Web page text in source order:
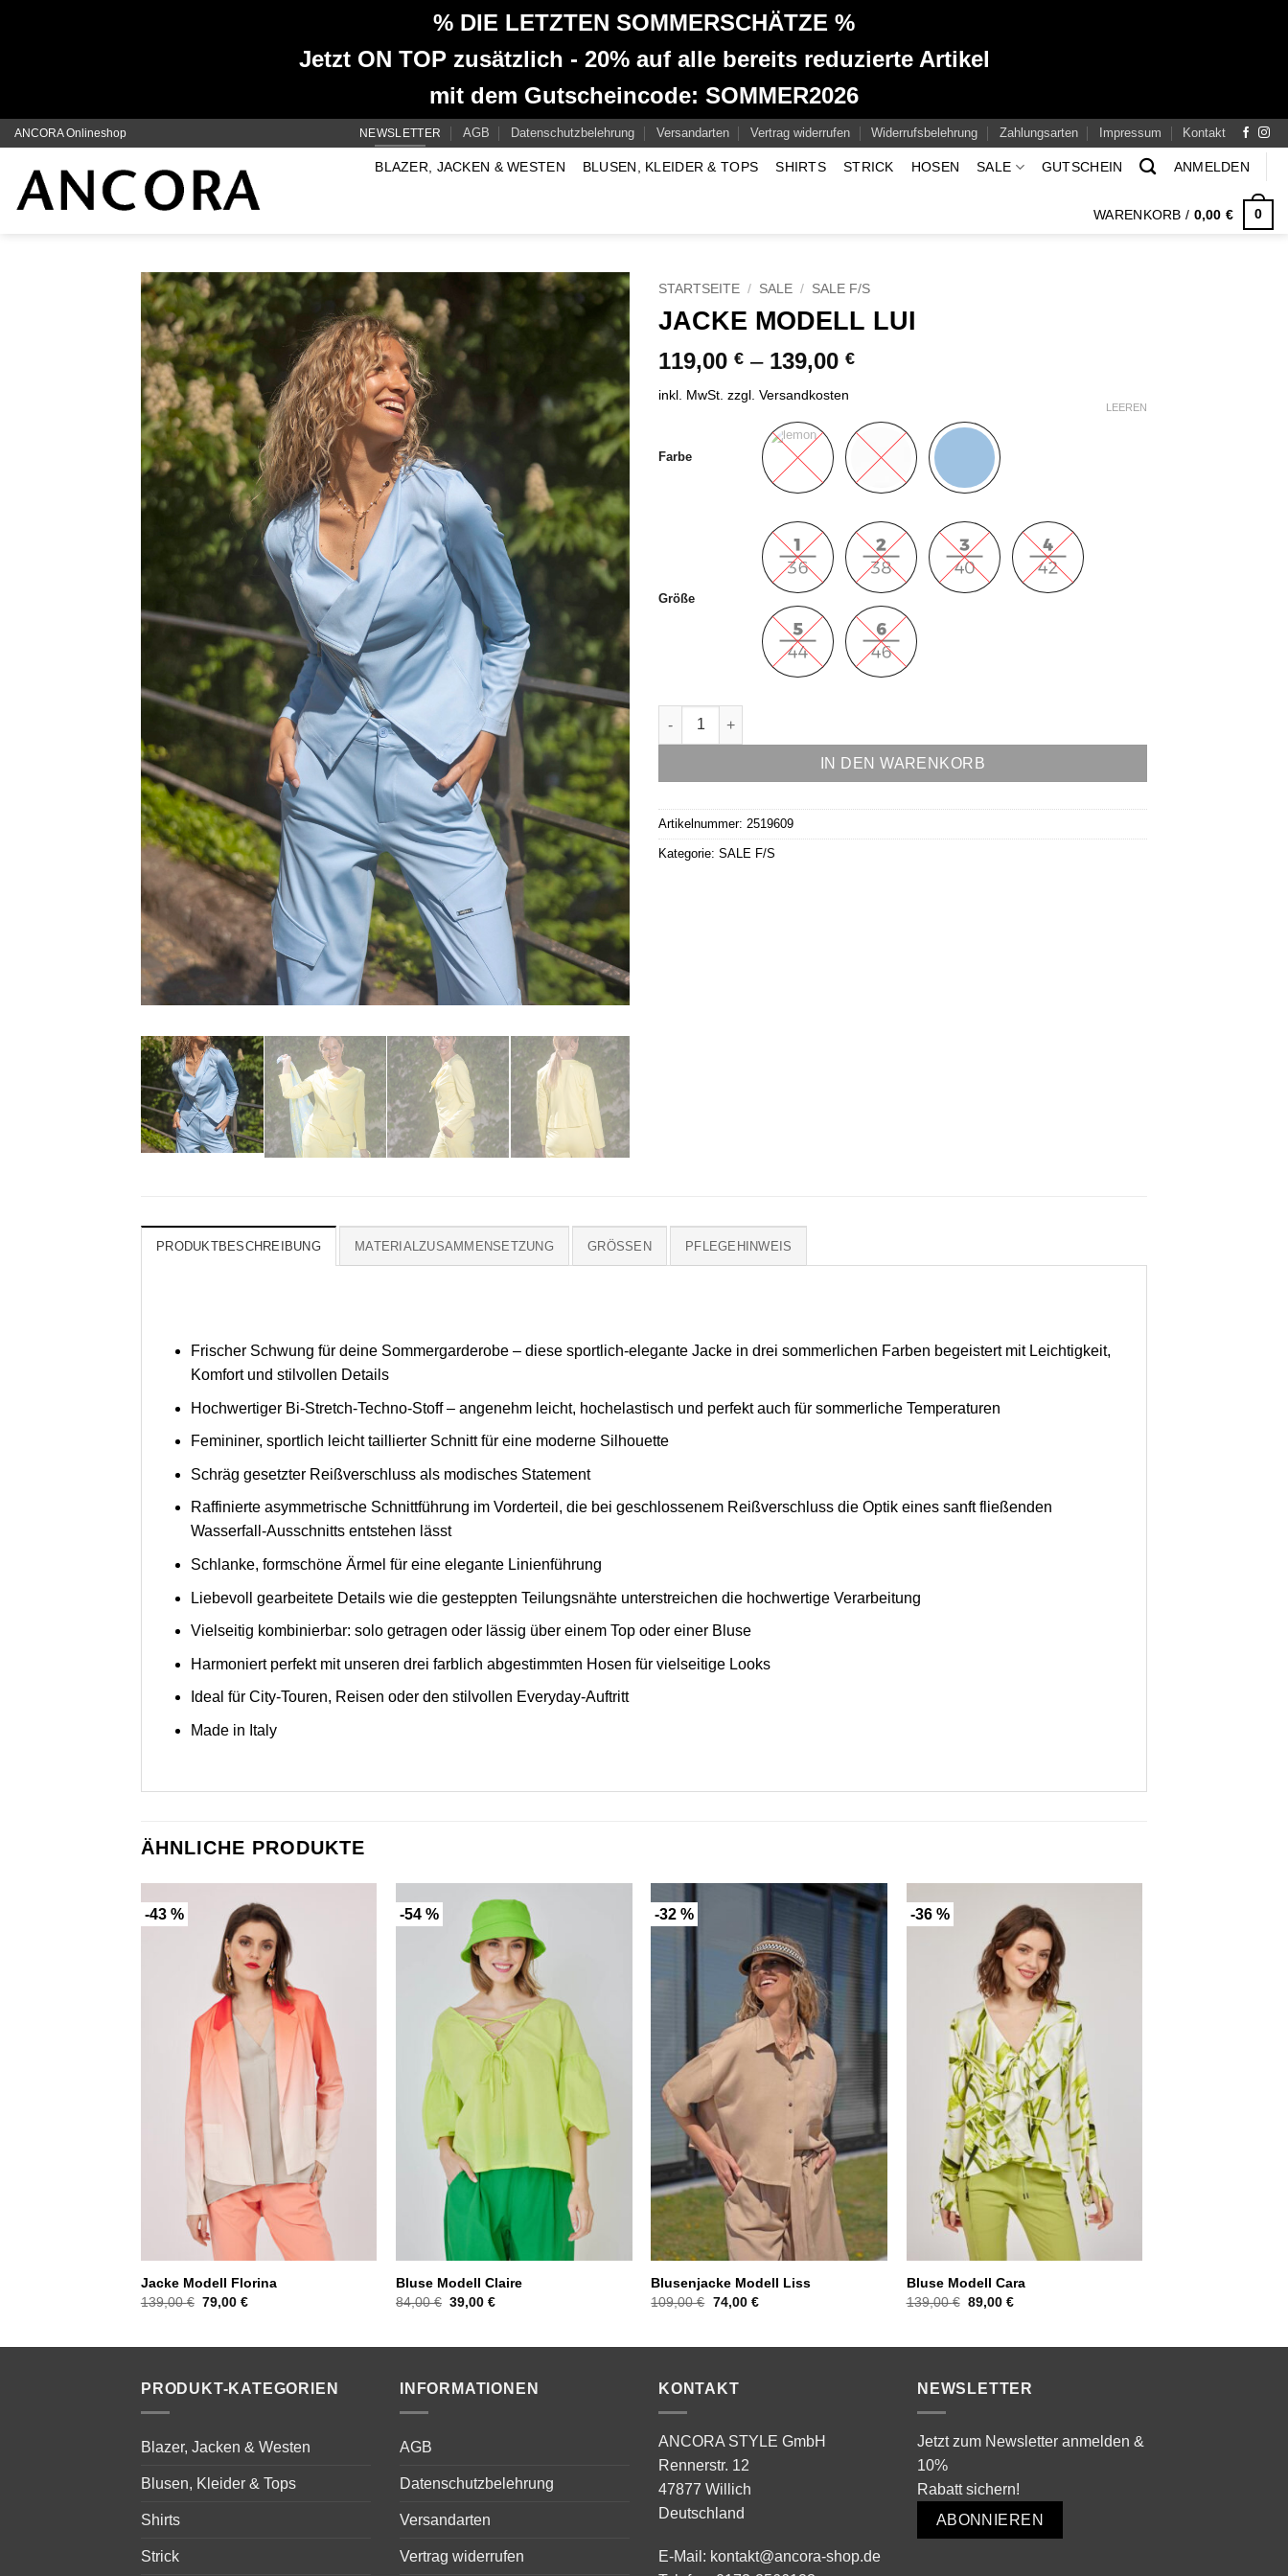
% DIE LETZTEN SOMMERSCHÄTZE %
Jetzt ON TOP zusätzlich - 20% auf alle bereits reduzierte Artikel
mit dem Gutscheincode: SOMMER2026
Zum
springen
ANCORA Onlineshop NEWSLETTER AGB Datenschutzbelehrung Versandarten Vertrag widerrufen Widerrufsbelehrung Zahlungsarten Impressum Kontakt
BLAZER, JACKEN & WESTEN BLUSEN, KLEIDER & TOPS SHIRTS STRICK HOSEN SALE GUTSCHEIN ANMELDEN
WARENKORB / 0,00€ 0
STARTSEITE / SALE / SALE F/S
JACKE MODELL LUI
119,00 € – 139,00 €
inkl. MwSt. zzgl. Versandkosten
Farbe
Größe
LEEREN
Jacke Modell Lui Menge
IN DEN WARENKORB
Artikelnummer: 2519609
Kategorie: SALE F/S
PRODUKTBESCHREIBUNG MATERIALZUSAMMENSETZUNG GRÖSSEN PFLEGEHINWEIS
Frischer Schwung für deine Sommergarderobe – diese sportlich-elegante Jacke in drei sommerlichen Farben begeistert mit Leichtigkeit,
Komfort und stilvollen Details
Hochwertiger Bi-Stretch-Techno-Stoff – angenehm leicht, hochelastisch und perfekt auch für sommerliche Temperaturen
Femininer, sportlich leicht taillierter Schnitt für eine moderne Silhouette
Schräg gesetzter Reißverschluss als modisches Statement
Raffinierte asymmetrische Schnittführung im Vorderteil, die bei geschlossenem Reißverschluss die Optik eines sanft fließenden
Wasserfall-Ausschnitts entstehen lässt
Schlanke, formschöne Ärmel für eine elegante Linienführung
Liebevoll gearbeitete Details wie die gesteppten Teilungsnähte unterstreichen die hochwertige Verarbeitung
Vielseitig kombinierbar: solo getragen oder lässig über einem Top oder einer Bluse
Harmoniert perfekt mit unseren drei farblich abgestimmten Hosen für vielseitige Looks
Ideal für City-Touren, Reisen oder den stilvollen Everyday-Auftritt
Made in Italy
ÄHNLICHE PRODUKTE
-43 %
Jacke Modell Florina
139,00€ Ursprünglicher
79,00€Aktueller
-54 %
Bluse Modell Claire
84,00€ Ursprünglicher
39,00€Aktueller
-32 %
Blusenjacke Modell Liss
109,00€ Ursprünglicher
74,00 €Aktueller
-36 %
Bluse Modell Cara
139,00€ Ursprünglicher
89,00 €Aktueller
PRODUKT-KATEGORIEN
Blazer, Jacken & Westen
Blusen, Kleider & Tops
Shirts
Strick
INFORMATIONEN
AGB
Datenschutzbelehrung
Versandarten
Vertrag widerrufen
KONTAKT
ANCORA STYLE GmbH
Rennerstr. 12
47877 Willich
Deutschland
E-Mail: kontakt@ancora-shop.de
NEWSLETTER
Jetzt zum Newsletter anmelden &
10%
Rabatt sichern!
ABONNIEREN